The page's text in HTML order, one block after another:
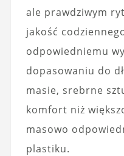
ale prawdziwym
jakość
odpowiedniemu
dopasowaniu do
masie, srebrne
komfort niż
masowo
plastiku.